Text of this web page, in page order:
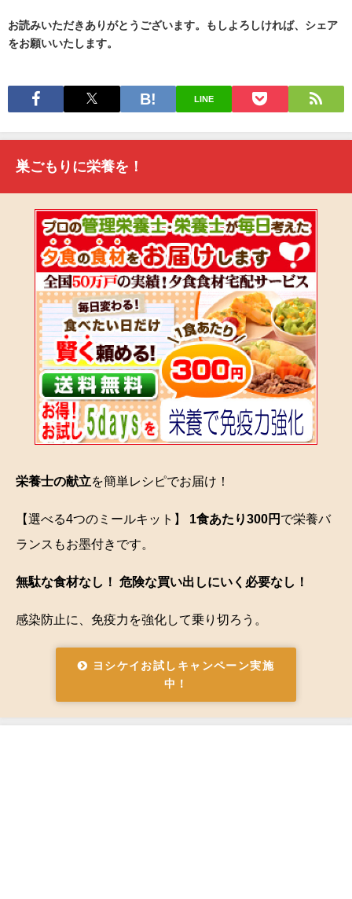
お読みいただきありがとうございます。もしよろしければ、シェア
をお願いいたします。
LINE
巣ごもりに栄養を！
栄養士の献立を簡単レシピでお届け！
【選べる4つのミールキット】 1食あたり300円 で栄養バ
ランスもお墨付きです。
無駄な食材なし！ 危険な買い出しにいく必要なし！
感染防止に、免疫力を強化して乗り切ろう。
ヨシケイお試しキャンペーン実施
中！